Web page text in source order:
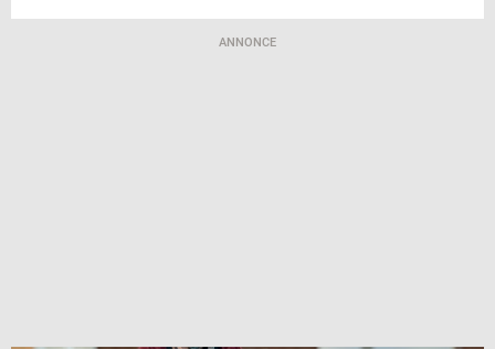
ANNONCE